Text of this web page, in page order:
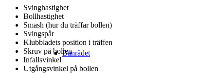
Banrådet
Svinghastighet
Bollhastighet
Smash (hur du träffar bollen)
Svingspår
Klubbladets position i träffen
Skruv på bollen
Infallsvinkel
Utgångsvinkel på bollen